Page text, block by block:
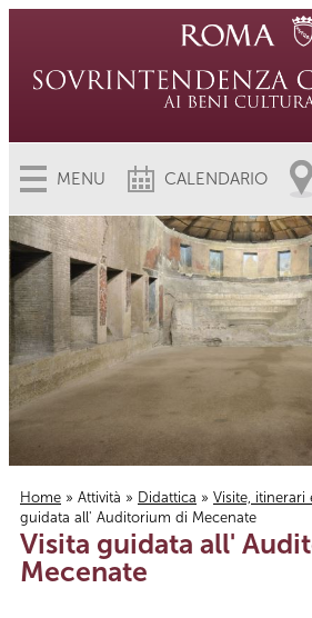
MENU CALENDARIO
Tu sei qui
Home » Attività » Didattica » Visite, itinerari
guidata all' Auditorium di Mecenate
Visita guidata all'
Mecenate